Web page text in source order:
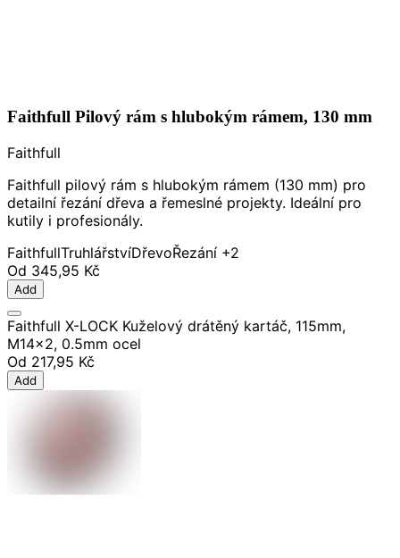
Faithfull Pilový rám s hlubokým rámem, 130 mm
Faithfull
Faithfull pilový rám s hlubokým rámem (130 mm) pro
detailní řezání dřeva a řemeslné projekty. Ideální pro
kutily i profesionály.
FaithfullTruhlářstvíDřevoŘezání +2
Od 345,95 Kč
Add
Faithfull X-LOCK Kuželový drátěný kartáč, 115mm,
M14x2, 0.5mm ocel
Od 217,95 Kč
Add